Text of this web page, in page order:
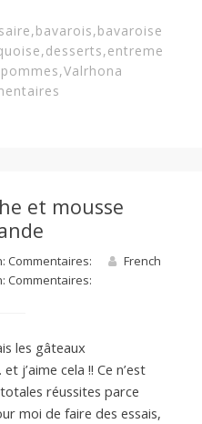
,bavarois,bavaroise
,desserts,entreme
pommes,Valrhona
et mousse
Commentaires:
French
Commentaires:
les gâteaux
j’aime cela !! Ce n’est
réussites parce
moi de faire des essais,